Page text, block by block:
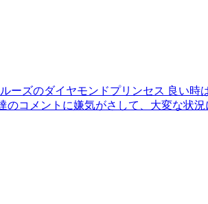
ーズのダイヤモンドプリンセス 良い
のコメントに嫌気がさして、大変な状